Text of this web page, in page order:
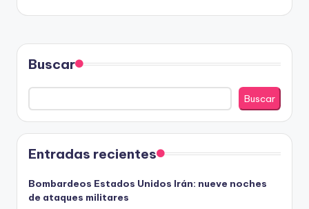
Buscar
Buscar
Entradas recientes
Bombardeos Estados Unidos Irán: nueve noches
de ataques militares